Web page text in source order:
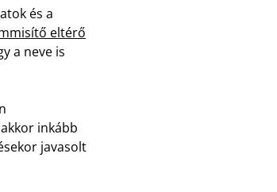
és a
eltérő
a neve is
inkább
javasolt